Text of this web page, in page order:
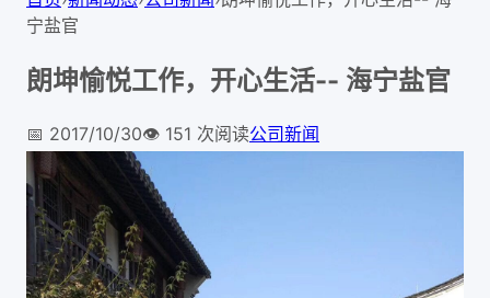
宁盐官
朗坤愉悦工作，开心生活-- 海宁盐官
📅 2017/10/30👁️ 151 次阅读公司新闻